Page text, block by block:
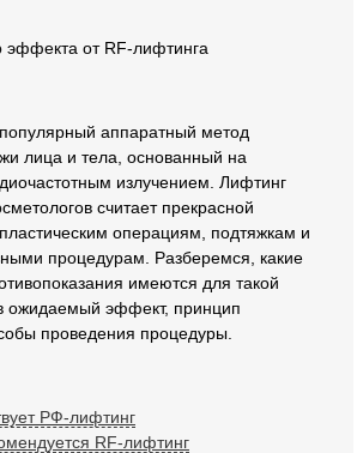
аппаратный метод
лица и тела, основанный на
излучением. Лифтинг
считает прекрасной
операциям, подтяжкам и
процедурам. Разберемся, какие
имеются для такой
ожидаемый эффект, принцип
проведения процедуры.
РФ-лифтинг
RF-лифтинг